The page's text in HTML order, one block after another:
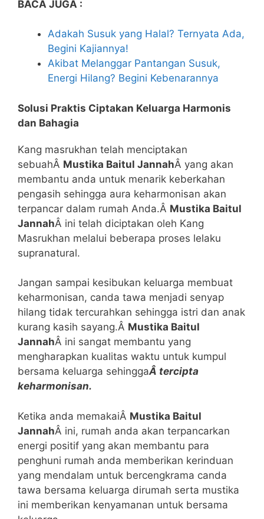
BACA JUGA :
Adakah Susuk yang Halal? Ternyata Ada,
Begini Kajiannya!
Akibat Melanggar Pantangan Susuk,
Energi Hilang? Begini Kebenarannya
Solusi Praktis Ciptakan Keluarga Harmonis
dan Bahagia
Kang masrukhan telah menciptakan
sebuahÂ Mustika Baitul JannahÂ yang akan
membantu anda untuk menarik keberkahan
pengasih sehingga aura keharmonisan akan
terpancar dalam rumah Anda.Â Mustika Baitul
JannahÂ ini telah diciptakan oleh Kang
Masrukhan melalui beberapa proses lelaku
supranatural.
Jangan sampai kesibukan keluarga membuat
keharmonisan, canda tawa menjadi senyap
hilang tidak tercurahkan sehingga istri dan anak
kurang kasih sayang.Â Mustika Baitul
JannahÂ ini sangat membantu yang
mengharapkan kualitas waktu untuk kumpul
bersama keluarga sehinggaÂ tercipta
keharmonisan.
Ketika anda memakaiÂ Mustika Baitul
JannahÂ ini, rumah anda akan terpancarkan
energi positif yang akan membantu para
penghuni rumah anda memberikan kerinduan
yang mendalam untuk bercengkrama canda
tawa bersama keluarga dirumah serta mustika
ini memberikan kenyamanan untuk bersama